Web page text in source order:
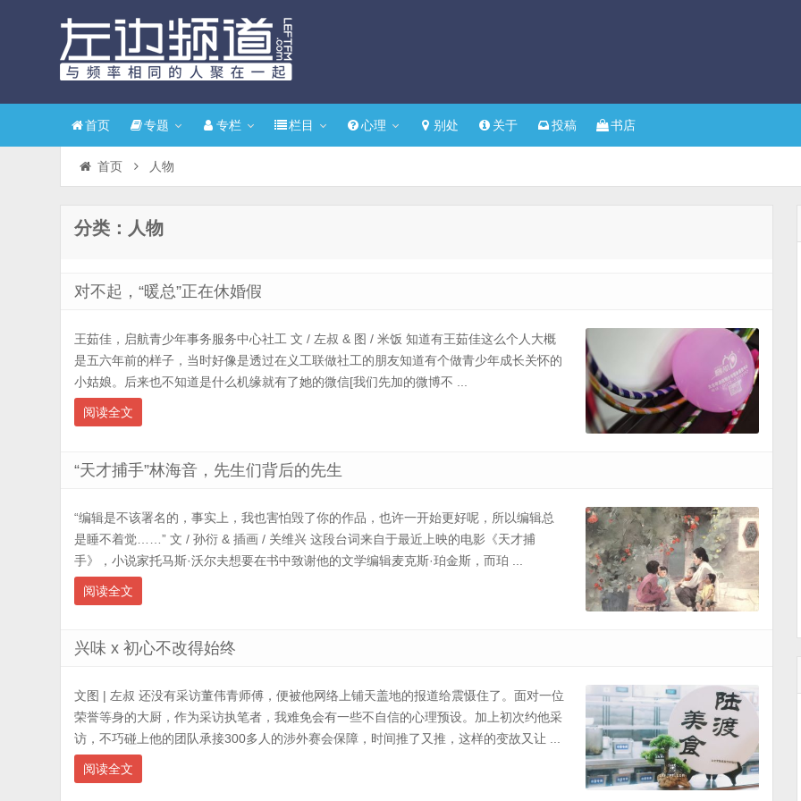
首页 专题 专栏 栏目 心理 别处 关于 投稿 书店
首页 人物
分类：人物
对不起，“暖总”正在休婚假
王茹佳，启航青少年事务服务中心社工 文 / 左叔 & 图 / 米饭 知道有王茹佳这么个人大概
是五六年前的样子，当时好像是透过在义工联做社工的朋友知道有个做青少年成长关怀的
小姑娘。后来也不知道是什么机缘就有了她的微信[我们先加的微博不 ...
阅读全文
“天才捕手”林海音，先生们背后的先生
“编辑是不该署名的，事实上，我也害怕毁了你的作品，也许一开始更好呢，所以编辑总
是睡不着觉……” 文 / 孙衍 & 插画 / 关维兴 这段台词来自于最近上映的电影《天才捕
手》，小说家托马斯·沃尔夫想要在书中致谢他的文学编辑麦克斯·珀金斯，而珀 ...
阅读全文
兴味 x 初心不改得始终
文图 | 左叔 还没有采访董伟青师傅，便被他网络上铺天盖地的报道给震慑住了。面对一位
荣誉等身的大厨，作为采访执笔者，我难免会有一些不自信的心理预设。加上初次约他采
访，不巧碰上他的团队承接300多人的涉外赛会保障，时间推了又推，这样的变故又让 ...
阅读全文